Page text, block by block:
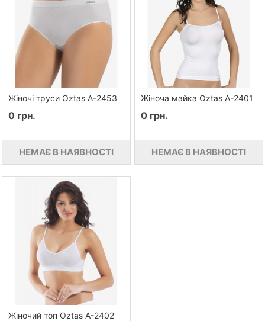
Жіночі труси Oztas A-2453
0 грн.
НЕМАЄ В НАЯВНОСТІ
Жіноча майка Oztas A-2401
0 грн.
НЕМАЄ В НАЯВНОСТІ
Жіночий топ Oztas A-2402